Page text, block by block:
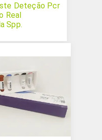
Deteção Pcr
Real
Spp.